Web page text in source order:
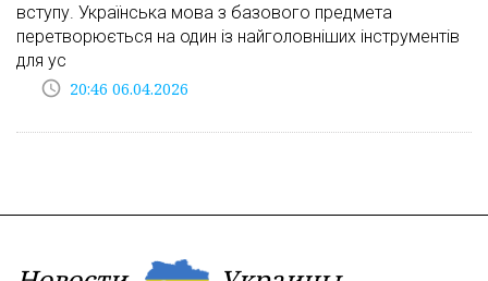
вступу. Українська мова з базового предмета
перетворюється на один із найголовніших інструментів
для ус
access_time 20:46 06.04.2026